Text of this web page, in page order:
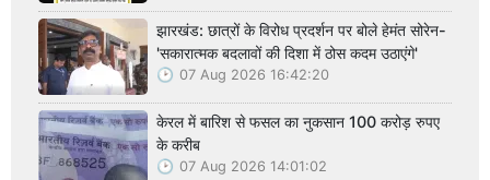
झारखंड: छात्रों के विरोध प्रदर्शन पर बोले हेमंत सोरेन-
'सकारात्मक बदलावों की दिशा में ठोस कदम उठाएंगे'
07 Aug 2026 16:42:20
केरल में बारिश से फसल का नुकसान 100 करोड़ रुपए
के करीब
07 Aug 2026 14:01:02